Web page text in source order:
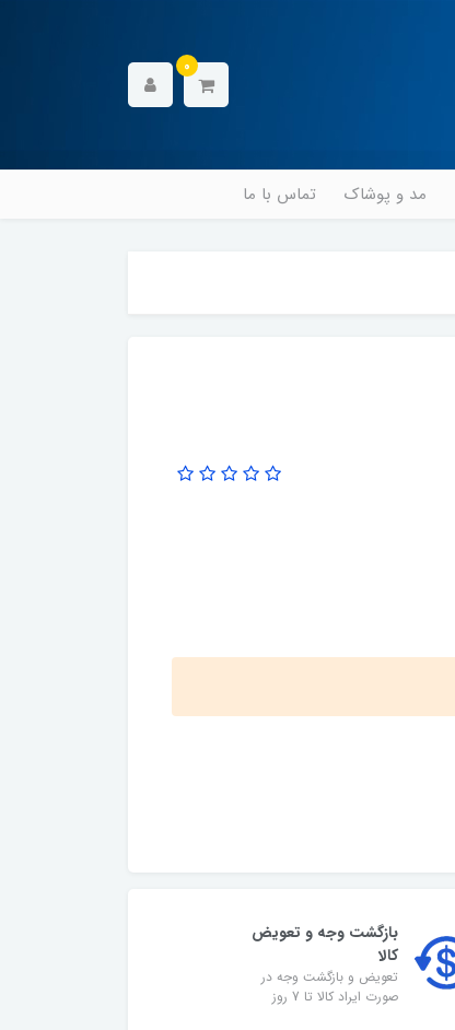
0
مد و پوشاک تماس با ما
بازگشت وجه و تعویض
کالا
تعویض و بازگشت وجه در
صورت ایراد کالا تا 7 روز